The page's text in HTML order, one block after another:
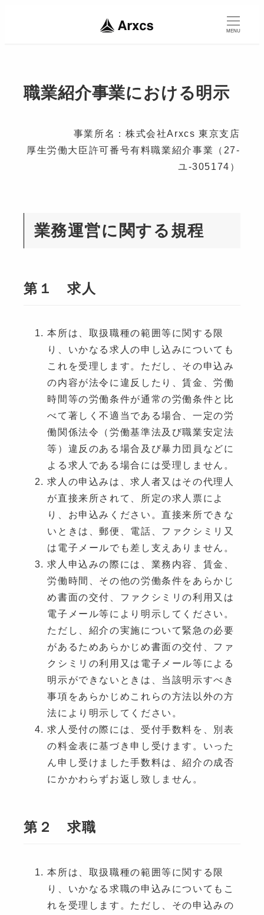
MENU
職業紹介事業における明示
事業所名：株式会社Arxcs 東京支店
厚生労働大臣許可番号有料職業紹介事業（27-
ユ-305174）
業務運営に関する規程
第１ 求人
本所は、取扱職種の範囲等に関する限
り、いかなる求人の申し込みについても
これを受理します。ただし、その申込み
の内容が法令に違反したり、賃金、労働
時間等の労働条件が通常の労働条件と比
べて著しく不適当である場合、一定の労
働関係法令（労働基準法及び職業安定法
等）違反のある場合及び暴力団員などに
よる求人である場合には受理しません。
求人の申込みは、求人者又はその代理人
が直接来所されて、所定の求人票によ
り、お申込みください。直接来所できな
いときは、郵便、電話、ファクシミリ又
は電子メールでも差し支えありません。
求人申込みの際には、業務内容、賃金、
労働時間、その他の労働条件をあらかじ
め書面の交付、ファクシミリの利用又は
電子メール等により明示してください。
ただし、紹介の実施について緊急の必要
があるためあらかじめ書面の交付、ファ
クシミリの利用又は電子メール等による
明示ができないときは、当該明示すべき
事項をあらかじめこれらの方法以外の方
法により明示してください。
求人受付の際には、受付手数料を、別表
の料金表に基づき申し受けます。いった
ん申し受けました手数料は、紹介の成否
にかかわらずお返し致しません。
第２ 求職
本所は、取扱職種の範囲等に関する限
り、いかなる求職の申込みについてもこ
れを受理します。ただし、その申込みの